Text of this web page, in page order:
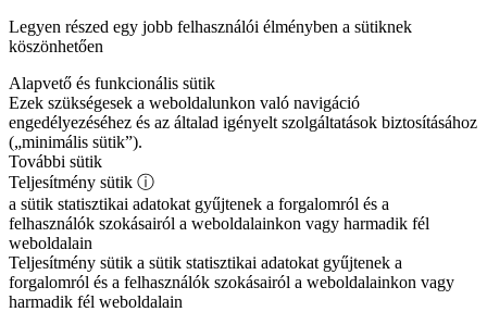
Legyen részed egy jobb felhasználói élményben a sütiknek
köszönhetően
Alapvető és funkcionális sütik
Ezek szükségesek a weboldalunkon való navigáció
engedélyezéséhez és az általad igényelt szolgáltatások biztosításához
(„minimális sütik”).
További sütik
Teljesítmény sütik ⓘ
a sütik statisztikai adatokat gyűjtenek a forgalomról és a
felhasználók szokásairól a weboldalainkon vagy harmadik fél
weboldalain
Teljesítmény sütik a sütik statisztikai adatokat gyűjtenek a
forgalomról és a felhasználók szokásairól a weboldalainkon vagy
harmadik fél weboldalain